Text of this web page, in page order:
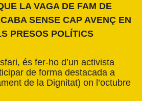
LA VAGA DE FAM DE
SENSE CAP AVENÇ EN
PRESOS POLÍTICS
és fer-ho d’un activista
de forma destacada a
de la Dignitat) on l’octubre